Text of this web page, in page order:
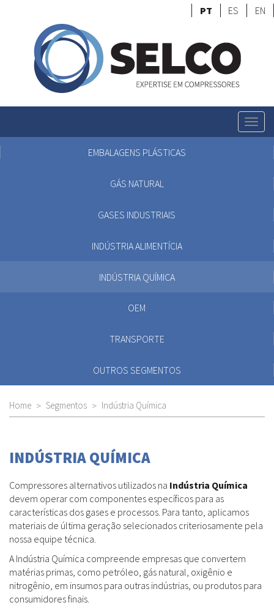
PT ES EN
EMBALAGENS PLÁSTICAS
GÁS NATURAL
GASES INDUSTRIAIS
INDÚSTRIA ALIMENTÍCIA
INDÚSTRIA QUÍMICA
OEM
TRANSPORTE
OUTROS SEGMENTOS
Home Segmentos Indústria Química
INDÚSTRIA QUÍMICA
Compressores alternativos utilizados na Indústria Química
devem operar com componentes específicos para as
características dos gases e processos. Para tanto, aplicamos
materiais de última geração selecionados criteriosamente pela
nossa equipe técnica.
A Indústria Química compreende empresas que convertem
matérias primas, como petróleo, gás natural, oxigênio e
nitrogênio, em insumos para outras indústrias, ou produtos para
consumidores finais.